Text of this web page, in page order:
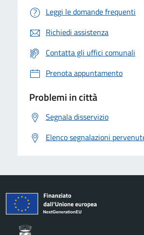
Leggi le domande frequenti
Richiedi assistenza
Contatta gli uffici comunali
Prenota appuntamento
Problemi in città
Segnala disservizio
Elenco segnalazioni